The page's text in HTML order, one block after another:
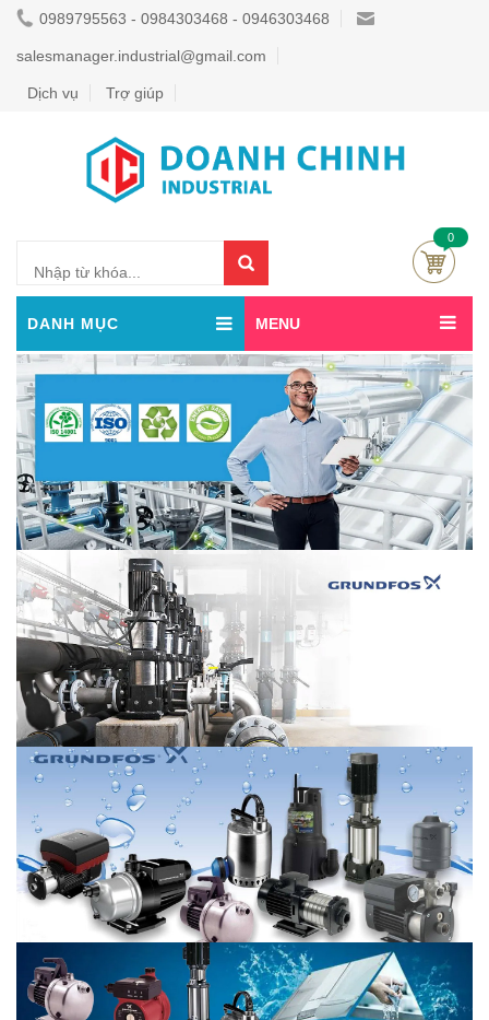
0989795563 - 0984303468 - 0946303468
salesmanager.industrial@gmail.com
Dịch vụ Trợ giúp
0
DANH MỤC MENU